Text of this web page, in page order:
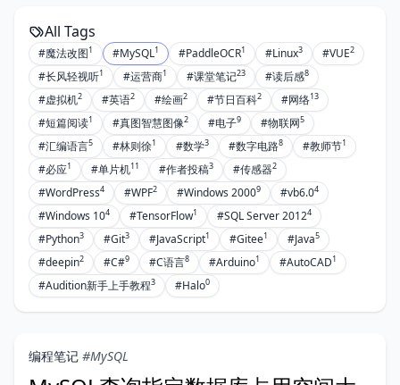
All Tags
#魔法改图1 #MySQL1 #PaddleOCR1 #Linux3 #VUE2
#长风轻视听1 #运营商1 #课堂笔记23 #读后感8
#虚拟机2 #英语2 #绘画2 #节日百科2 #网络13
#短篇阅读1 #真图智慧图像2 #电子9 #物联网5
#汇编语言5 #林则徐1 #数学3 #数字电路8 #教师节1
#必应1 #单片机11 #作者投稿3 #传感器2
#WordPress4 #WPF2 #Windows 20009 #vb6.04
#Windows 104 #TensorFlow1 #SQL Server 20124
#Python3 #Git3 #JavaScript1 #Gitee1 #Java5
#deepin2 #C#9 #C语言8 #Arduino1 #AutoCAD1
#Audition新手上手教程3 #Halo0
编程笔记 #MySQL